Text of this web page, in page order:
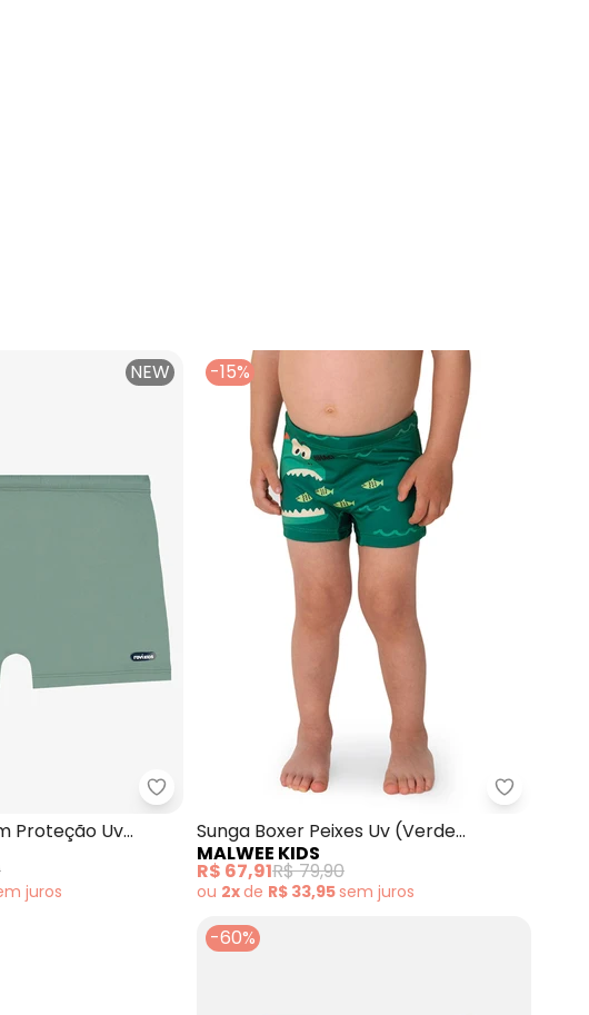
Masculino Microfibra (Verde)
NEW
Rovi Kids - Sunga Infantil com Proteção Uv
Proteção Uv
juros
-15%
Malwee
Sunga Boxer Peixes Uv (Verde
Turquesa)
MALWEE KIDS
R$ 67,91R$ 79,90
ou 2xde R$ 33,95sem juros
-60%